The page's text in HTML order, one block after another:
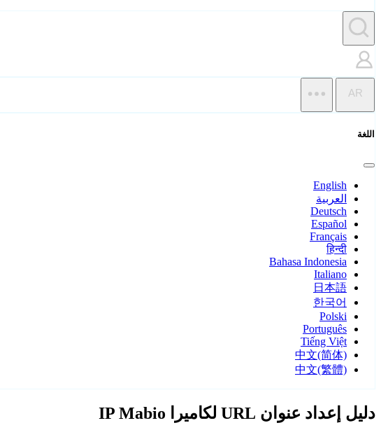
AR
اللغة
English
العربية
Deutsch
Español
Français
हिन्दी
Bahasa Indonesia
Italiano
日本語
한국어
Polski
Português
Tiếng Việt
中文(简体)
中文(繁體)
دليل إعداد عنوان URL لكاميرا IP Mabio